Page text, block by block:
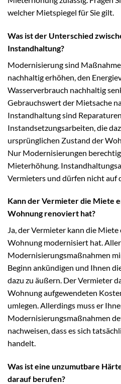
welcher Mietspiegel für Sie gilt.
Was ist der Unterschied
Instandhaltung?
Modernisierung sind
nachhaltig erhöhen, den
Wasserverbrauch nachhaltig
Gebrauchswert der Mietsache
Instandhaltung sind
Instandsetzungsarbeiten, die
ursprünglichen Zustand der
Nur Modernisierungen
Mieterhöhung.
Vermieters und dürfen nicht auf
Kann der Vermieter die Miete
Wohnung renoviert hat?
Ja, der Vermieter kann die
Wohnung modernisiert hat.
Modernisierungsmaßnahmen
Beginn ankündigen und Ihnen
dazu zu äußern. Der Vermieter
Wohnung aufgewendeten
umlegen. Allerdings muss er
Modernisierungsmaßnahmen
nachweisen, dass es sich
handelt.
Was ist eine unzumutbare
darauf berufen?